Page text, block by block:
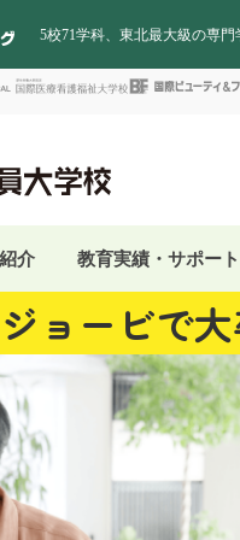
5校71学科、東北最大級の専
介 教育実績・サポート
ジョービで大